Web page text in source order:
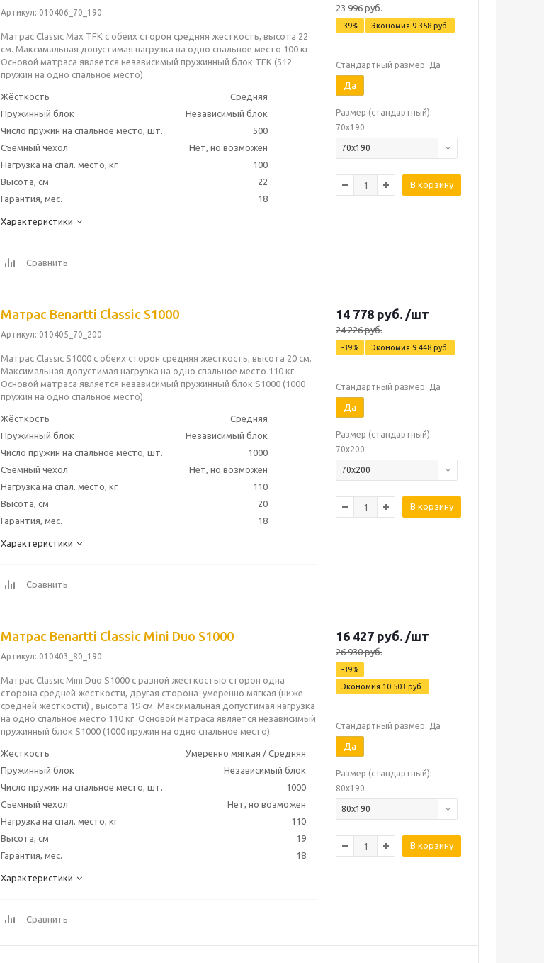
Артикул: 010406_70_190
Матрас Classic Max TFK с обеих сторон средняя жесткость, высота 22
см. Максимальная допустимая нагрузка на одно спальное место 100 кг.
Основой матраса является независимый пружинный блок TFK (512
пружин на одно спальное место).
Жёсткость
Средняя
Пружинный блок
Независимый блок
Число пружин на спальное место, шт.
500
Съемный чехол
Нет, но возможен
Нагрузка на спал. место, кг
100
Высота, см
22
Гарантия, мес.
18
Характеристики
Сравнить
23 996руб.
-39% Экономия 9 358 руб.
Стандартный размер: Да
Да
Размер (стандартный):
70х190
70х190
В корзину
Матрас Benartti Classic S1000
Артикул: 010405_70_200
Матрас Classic S1000 с обеих сторон средняя жесткость, высота 20 см.
Максимальная допустимая нагрузка на одно спальное место 110 кг.
Основой матраса является независимый пружинный блок S1000 (1000
пружин на одно спальное место).
Жёсткость
Средняя
Пружинный блок
Независимый блок
Число пружин на спальное место, шт.
1000
Съемный чехол
Нет, но возможен
Нагрузка на спал. место, кг
110
Высота, см
20
Гарантия, мес.
18
Характеристики
Сравнить
14 778 руб. /шт
24 226руб.
-39% Экономия 9 448 руб.
Стандартный размер: Да
Да
Размер (стандартный):
70х200
70х200
В корзину
Матрас Benartti Classic Mini Duo S1000
Артикул: 010403_80_190
Матрас Classic Mini Duo S1000 с разной жесткостью сторон одна
сторона средней жесткости, другая сторона умеренно мягкая (ниже
средней жесткости) , высота 19 см. Максимальная допустимая нагрузка
на одно спальное место 110 кг. Основой матраса является независимый
пружинный блок S1000 (1000 пружин на одно спальное место).
Жёсткость
Умеренно мягкая / Средняя
Пружинный блок
Независимый блок
Число пружин на спальное место, шт.
1000
Съемный чехол
Нет, но возможен
Нагрузка на спал. место, кг
110
Высота, см
19
Гарантия, мес.
18
Характеристики
Сравнить
16 427 руб. /шт
26 930руб.
-39%
Экономия 10 503 руб.
Стандартный размер: Да
Да
Размер (стандартный):
80х190
80х190
В корзину